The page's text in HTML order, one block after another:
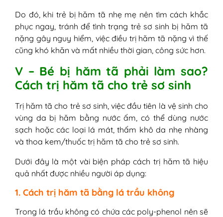
Do đó, khi trẻ bị hăm tã nhẹ mẹ nên tìm cách khắc
phục ngay, tránh để tình trạng trẻ sơ sinh bị hăm tã
nặng gây nguy hiểm, việc điều trị hăm tã nặng vì thế
cũng khó khăn và mất nhiều thời gian, công sức hơn.
V – Bé bị hăm tã phải làm sao?
Cách trị hăm tã cho trẻ sơ sinh
Trị hăm tã cho trẻ sơ sinh, việc đầu tiên là vệ sinh cho
vùng da bị hăm bằng nước ấm, có thể dùng nước
sạch hoặc các loại lá mát, thấm khô da nhẹ nhàng
và thoa kem/thuốc trị hăm tã cho trẻ sơ sinh.
Dưới đây là một vài biện pháp cách trị hăm tã hiệu
quả nhất được nhiều người áp dụng:
1. Cách trị hăm tã bằng lá trầu không
Trong lá trầu không có chứa các poly-phenol nên sẽ